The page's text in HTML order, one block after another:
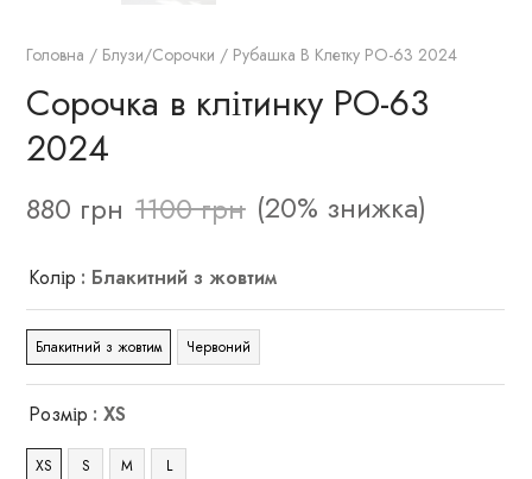
Головна / Блузи/Сорочки / Рубашка В Клетку РО-63 2024
Сорочка в клітинку РО-63
2024
880 грн 1100грн (20% знижка)
Колір : Блакитний з жовтим
Блакитний з жовтим Червоний
Розмір : XS
XS S M L